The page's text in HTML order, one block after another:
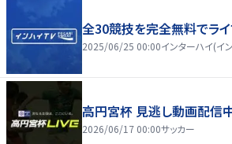
全30競技を完全無料でライ
2025/06/25 00:00インターハイ(イ
高円宮杯 見逃し動画配信中
2026/06/17 00:00サッカー